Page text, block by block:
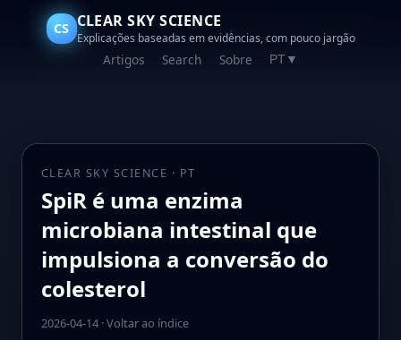
CS CLEAR SKY SCIENCE
Explicações baseadas em evidências, com pouco jargão
Artigos Search Sobre PT ▼
CLEAR SKY SCIENCE · PT
SpiR é uma enzima
microbiana intestinal que
impulsiona a conversão do
colesterol
2026-04-14·Voltar ao índice